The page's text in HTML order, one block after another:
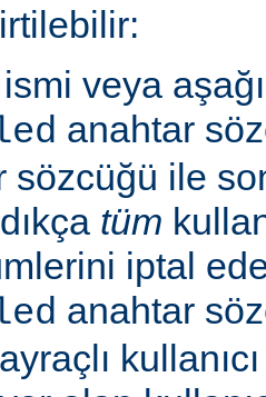
veya
anahtar
sözcüğü ile
tüm
iptal
anahtar